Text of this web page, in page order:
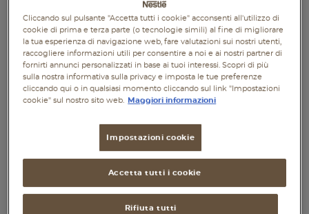
Vegetariane
Senza lattosio
Senza glutine
Cliccando sul pulsante "Accetta tutti i cookie" acconsenti all'utilizzo di
cookie di prima e terza parte (o tecnologie simili) al fine di migliorare
la tua esperienza di navigazione web, fare valutazioni sui nostri utenti,
raccogliere informazioni utili per consentire a noi e ai nostri partner di
fornirti annunci personalizzati in base ai tuoi interessi. Scopri di più
sulla nostra informativa sulla privacy e imposta le tue preferenze
cliccando qui o in qualsiasi momento cliccando sul link "Impostazioni
cookie" sul nostro sito web.
Maggiori informazioni
Impostazioni cookie
Rifiuta tutti
Accetta tutti i cookie